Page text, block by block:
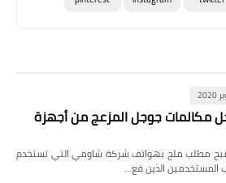
مكالمات جوجل المزعج من أجهزة
مطلب ملح بهواتف شركة شاومي التي تستخدم
المستخدمين الذين فع…